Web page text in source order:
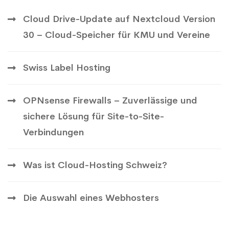
Cloud Drive-Update auf Nextcloud Version
30 – Cloud-Speicher für KMU und Vereine
Swiss Label Hosting
OPNsense Firewalls – Zuverlässige und
sichere Lösung für Site-to-Site-
Verbindungen
Was ist Cloud-Hosting Schweiz?
Die Auswahl eines Webhosters